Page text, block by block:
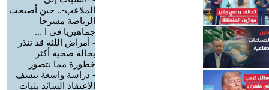
الملاعب-.. حين أصبحت
الرياضة مسرحا
جماهيريا في ا ...
- أمراض اللثة قد تنذر
بحالة صحية أكثر
خطورة مما نتصور
- دراسة واسعة تنسف
الاعتقاد السائد بثبات